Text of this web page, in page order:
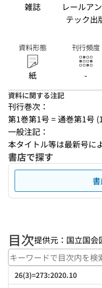
雑誌
レールア
テック出
資料形態
紙
刊行頻度
-
資料に関する注記
刊行巻次：
第1巻第1号 = 通巻第1号
一般注記：
本タイトル等は最新号に
書店で探す
目次提供元：国立国会
26(3)=273:2020.10